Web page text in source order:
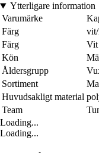
Ytterligare information
Varumärke
Färg
Färg
Vit
Kön
Åldersgrupp
Sortiment
Huvudsakligt material
Team
Loading...
Loading...